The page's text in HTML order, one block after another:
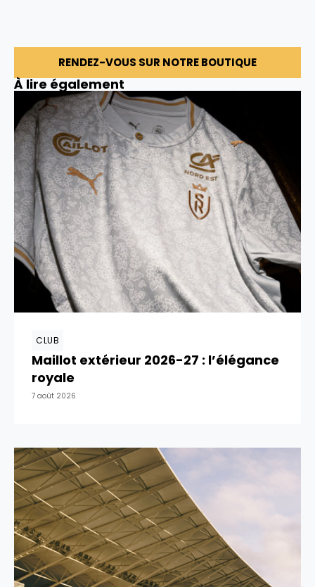
RENDEZ-VOUS SUR NOTRE BOUTIQUE
À lire également
CLUB
Maillot extérieur 2026-27 : l’élégance
royale
7 août 2026